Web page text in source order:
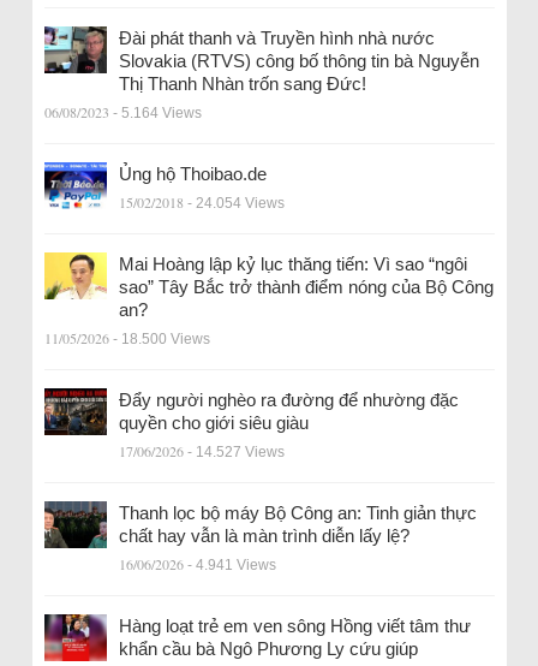
Đài phát thanh và Truyền hình nhà nước
Slovakia (RTVS) công bố thông tin bà Nguyễn
Thị Thanh Nhàn trốn sang Đức!
06/08/2023 - 5.164 Views
Ủng hộ Thoibao.de
15/02/2018 - 24.054 Views
Mai Hoàng lập kỷ lục thăng tiến: Vì sao “ngôi
sao” Tây Bắc trở thành điểm nóng của Bộ Công
an?
11/05/2026 - 18.500 Views
Đẩy người nghèo ra đường để nhường đặc
quyền cho giới siêu giàu
17/06/2026 - 14.527 Views
Thanh lọc bộ máy Bộ Công an: Tinh giản thực
chất hay vẫn là màn trình diễn lấy lệ?
16/06/2026 - 4.941 Views
Hàng loạt trẻ em ven sông Hồng viết tâm thư
khẩn cầu bà Ngô Phương Ly cứu giúp